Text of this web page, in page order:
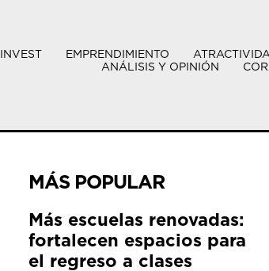
INVEST EMPRENDIMIENTO
ANÁLISIS Y OPINIÓN
MÁS POPULAR
Más escuelas renovadas:
fortalecen espacios para
el regreso a clases